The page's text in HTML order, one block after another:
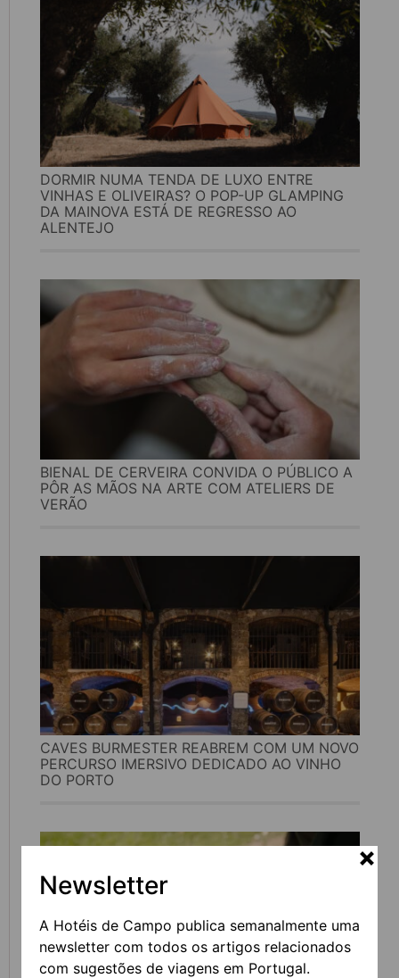
Newsletter
A Hotéis de Campo publica semanalmente uma
newsletter com todos os artigos relacionados
com sugestões de viagens em Portugal.
DORMIR NUMA TENDA DE LUXO ENTRE
VINHAS E OLIVEIRAS? O POP-UP GLAMPING
DA MAINOVA ESTÁ DE REGRESSO AO
ALENTEJO
BIENAL DE CERVEIRA CONVIDA O PÚBLICO A
PÔR AS MÃOS NA ARTE COM ATELIERS DE
VERÃO
CAVES BURMESTER REABREM COM UM NOVO
PERCURSO IMERSIVO DEDICADO AO VINHO
DO PORTO